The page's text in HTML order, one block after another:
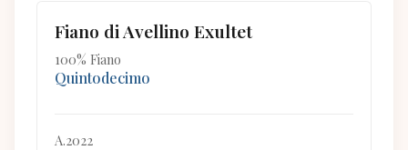
Fiano di Avellino Exultet
100% Fiano
Quintodecimo
A.2022